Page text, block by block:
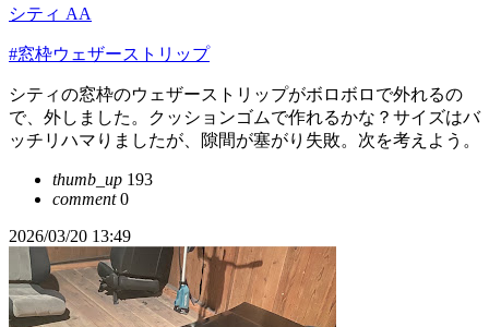
シティ AA
#窓枠ウェザーストリップ
シティの窓枠のウェザーストリップがボロボロで外れるの
で、外しました。クッションゴムで作れるかな？サイズはバ
ッチリハマりましたが、隙間が塞がり失敗。次を考えよう。
thumb_up 193
comment0
2026/03/20 13:49